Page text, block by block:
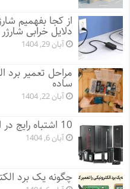
از کجا بفهمیم
دلایل خرابی
آبان 29, 1404
مراحل تعمیر برد
ساده
آبان 22, 1404
10 اشتباه رایج در استفاده از UPS و استابلایزر
آبان 6, 1404
چگونه یک برد